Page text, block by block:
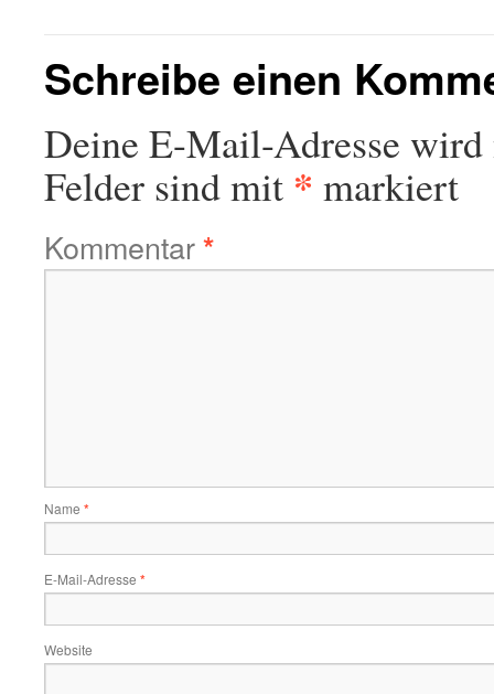
Schreibe einen
Deine E-Mail-Adresse
Felder sind mit * markiert
Kommentar*
Name *
E-Mail-Adresse *
Website